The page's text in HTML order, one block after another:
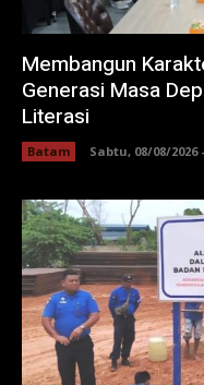
Membangun
Generasi Masa
Literasi
Batam Sabtu, 08/08/2026